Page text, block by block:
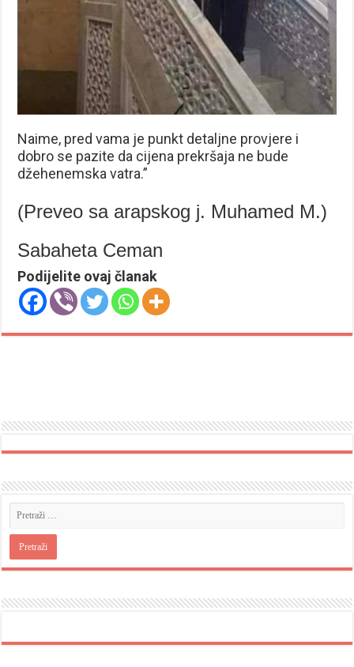
Naime, pred vama je punkt detaljne provjere i
dobro se pazite da cijena prekršaja ne bude
džehenemska vatra.”
(Preveo sa arapskog j. Muhamed M.)
Sabaheta Ceman
Podijelite ovaj članak